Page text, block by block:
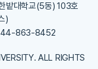
밭대학교(5동) 103호
)
863-8452
ALL RIGHTS